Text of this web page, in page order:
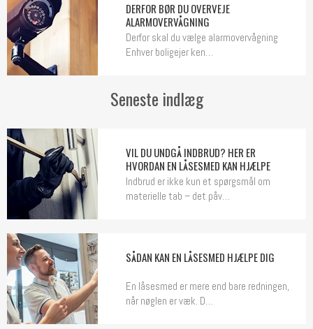
DERFOR BØR DU OVERVEJE
ALARMOVERVÅGNING
Derfor skal du vælge alarmovervågning
Enhver boligejer ken…
Seneste indlæg
VIL DU UNDGÅ INDBRUD? HER ER
HVORDAN EN LÅSESMED KAN HJÆLPE
Indbrud er ikke kun et spørgsmål om
materielle tab – det påv…
SÅDAN KAN EN LÅSESMED HJÆLPE DIG
En låsesmed er mere end bare redningen,
når nøglen er væk. D…